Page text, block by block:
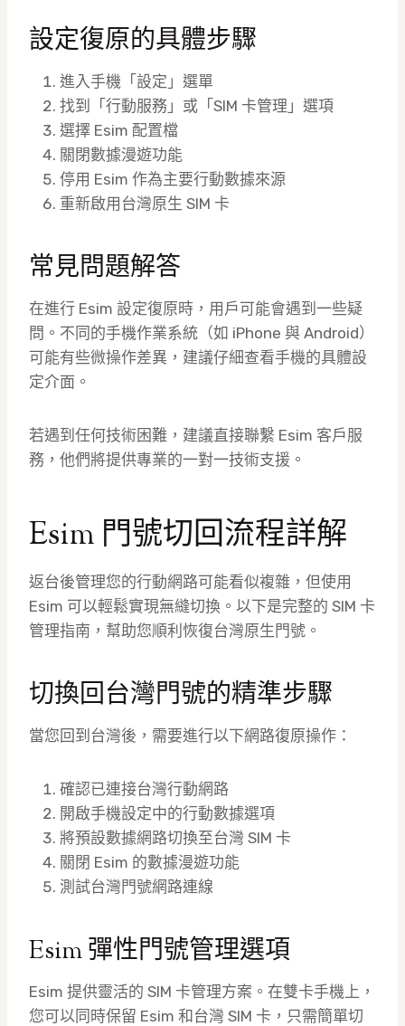
設定復原的具體步驟
進入手機「設定」選單
找到「行動服務」或「SIM 卡管理」選項
選擇 Esim 配置檔
關閉數據漫遊功能
停用 Esim 作為主要行動數據來源
重新啟用台灣原生 SIM 卡
常見問題解答
在進行 Esim 設定復原時，用戶可能會遇到一些疑
問。不同的手機作業系統（如 iPhone 與 Android）
可能有些微操作差異，建議仔細查看手機的具體設
定介面。
若遇到任何技術困難，建議直接聯繫 Esim 客戶服
務，他們將提供專業的一對一技術支援。
Esim 門號切回流程詳解
返台後管理您的行動網路可能看似複雜，但使用
Esim 可以輕鬆實現無縫切換。以下是完整的 SIM 卡
管理指南，幫助您順利恢復台灣原生門號。
切換回台灣門號的精準步驟
當您回到台灣後，需要進行以下網路復原操作：
確認已連接台灣行動網路
開啟手機設定中的行動數據選項
將預設數據網路切換至台灣 SIM 卡
關閉 Esim 的數據漫遊功能
測試台灣門號網路連線
Esim 彈性門號管理選項
Esim 提供靈活的 SIM 卡管理方案。在雙卡手機上，
您可以同時保留 Esim 和台灣 SIM 卡，只需簡單切